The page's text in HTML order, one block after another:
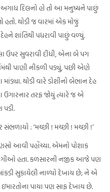
દિલનો હો તો આ મનુષ્યને પાછું
હતો. થોડી જ વારમાં એક મોજું
શાંતિથી પધરાવી પાછું વળ્યું.
ઉપર સુવરાવી દીધી, એના બે પગ
પાણી નીકળી પડ્યું, પછી એણે
થોડી વારે ડોશીનો બેભાન દેહ
તરફ જોયું ત્યારે જ એ
પડી.
: ‘મચ્છી ! મચ્છી ! મચ્છી !’
આવી પહોંચ્યા. એમનો પોશાક
હતા. કળસારની નજીક આજે પણ
સુકાયેલી નાળ્યો દેખાય છે; ને એ
પાયા પણ સાફ દેખાય છે.